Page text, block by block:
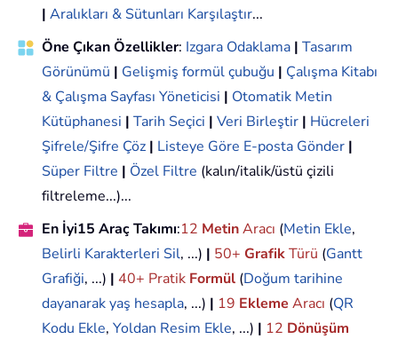
| Aralıkları & Sütunları Karşılaştır...
Öne Çıkan Özellikler: Izgara Odaklama | Tasarım
Görünümü | Gelişmiş formül çubuğu | Çalışma Kitabı
& Çalışma Sayfası Yöneticisi | Otomatik Metin
Kütüphanesi | Tarih Seçici | Veri Birleştir | Hücreleri
Şifrele/Şifre Çöz | Listeye Göre E-posta Gönder |
Süper Filtre | Özel Filtre (kalın/italik/üstü çizili
filtreleme...)...
En İyi15 Araç Takımı:12 MetinAracı (Metin Ekle,
Belirli Karakterleri Sil, ...) | 50+ GrafikTürü (Gantt
Grafiği, ...) | 40+ Pratik Formül (Doğum tarihine
dayanarak yaş hesapla, ...) | 19 Ekleme Aracı (QR
Kodu Ekle, Yoldan Resim Ekle, ...) | 12 Dönüşüm